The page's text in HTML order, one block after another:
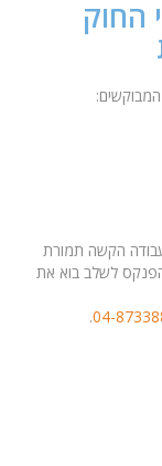
החוק
הקשה תמורת
את הפנקס לשלב בוא את
04-
.